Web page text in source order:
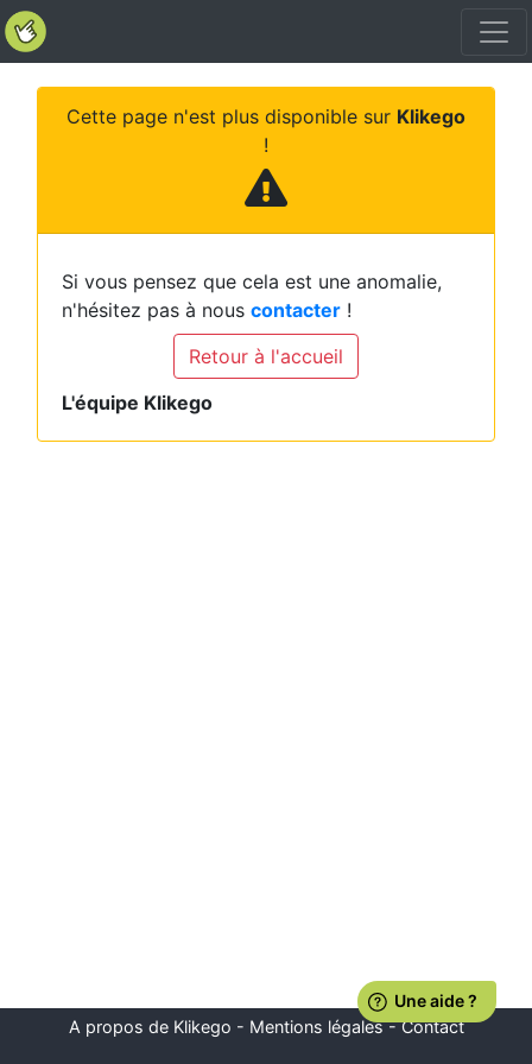
Cette page n'est plus disponible sur Klikego
!
Si vous pensez que cela est une anomalie,
n'hésitez pas à nous contacter !
Retour à l'accueil
L'équipe Klikego
A propos de Klikego - Mentions légales-Contact